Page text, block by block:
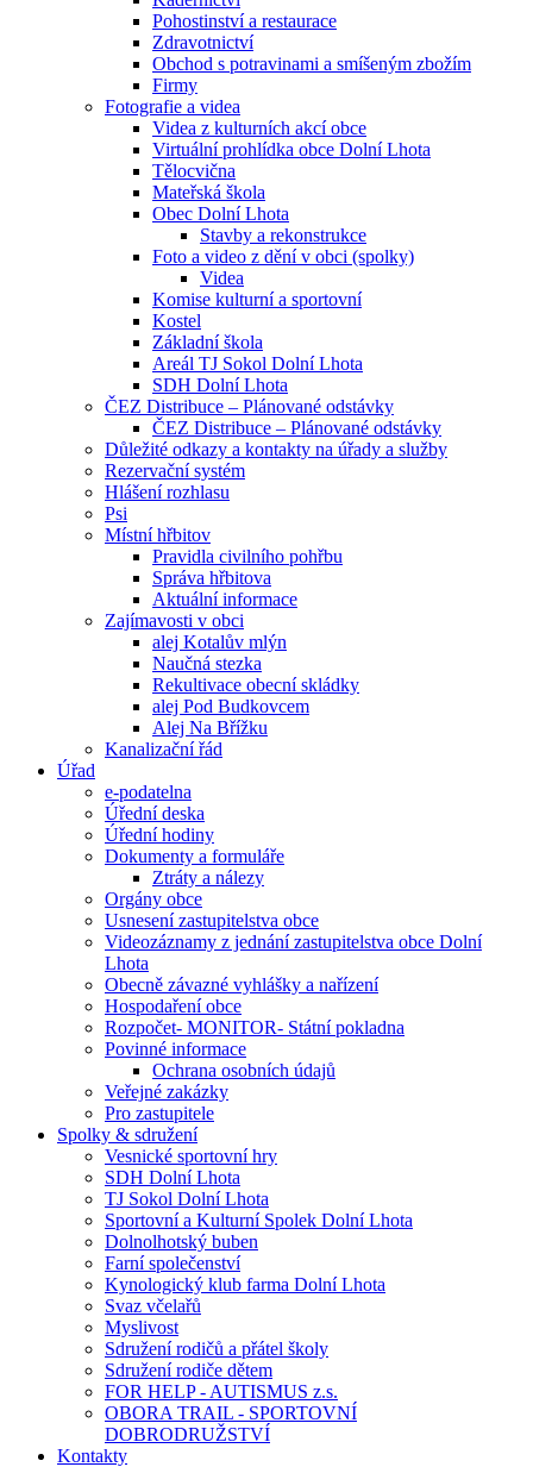
Pohostinství a restaurace
Zdravotnictví
Obchod s potravinami a smíšeným zbožím
Firmy
Fotografie a videa
Videa z kulturních akcí obce
Virtuální prohlídka obce Dolní Lhota
Tělocvična
Mateřská škola
Obec Dolní Lhota
Stavby a rekonstrukce
Foto a video z dění v obci (spolky)
Videa
Komise kulturní a sportovní
Kostel
Základní škola
Areál TJ Sokol Dolní Lhota
SDH Dolní Lhota
ČEZ Distribuce – Plánované odstávky
ČEZ Distribuce – Plánované odstávky
Důležité odkazy a kontakty na úřady a služby
Rezervační systém
Hlášení rozhlasu
Psi
Místní hřbitov
Pravidla civilního pohřbu
Správa hřbitova
Aktuální informace
Zajímavosti v obci
alej Kotalův mlýn
Naučná stezka
Rekultivace obecní skládky
alej Pod Budkovcem
Alej Na Břížku
Kanalizační řád
Úřad
e-podatelna
Úřední deska
Úřední hodiny
Dokumenty a formuláře
Ztráty a nálezy
Orgány obce
Usnesení zastupitelstva obce
Videozáznamy z jednání zastupitelstva obce Dolní
Lhota
Obecně závazné vyhlášky a nařízení
Hospodaření obce
Rozpočet- MONITOR- Státní pokladna
Povinné informace
Ochrana osobních údajů
Veřejné zakázky
Pro zastupitele
Spolky & sdružení
Vesnické sportovní hry
SDH Dolní Lhota
TJ Sokol Dolní Lhota
Sportovní a Kulturní Spolek Dolní Lhota
Dolnolhotský buben
Farní společenství
Kynologický klub farma Dolní Lhota
Svaz včelařů
Myslivost
Sdružení rodičů a přátel školy
Sdružení rodiče dětem
FOR HELP - AUTISMUS z.s.
OBORA TRAIL - SPORTOVNÍ
DOBRODRUŽSTVÍ
Kontakty